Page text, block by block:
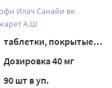
оболочкой
Илач Санайи ве
А.Ш
таблетки, покрытые пленочной оболочкой
Дозировка 40 мг
90 шт в уп.